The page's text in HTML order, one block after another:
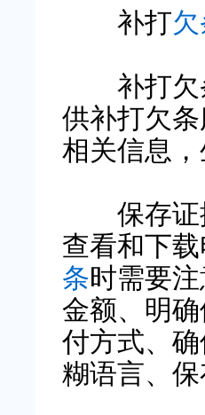
补打
补打欠
供补打欠
相关信息
保存证
查看和下
条时需要
金额、明
付方式、
糊语言、保